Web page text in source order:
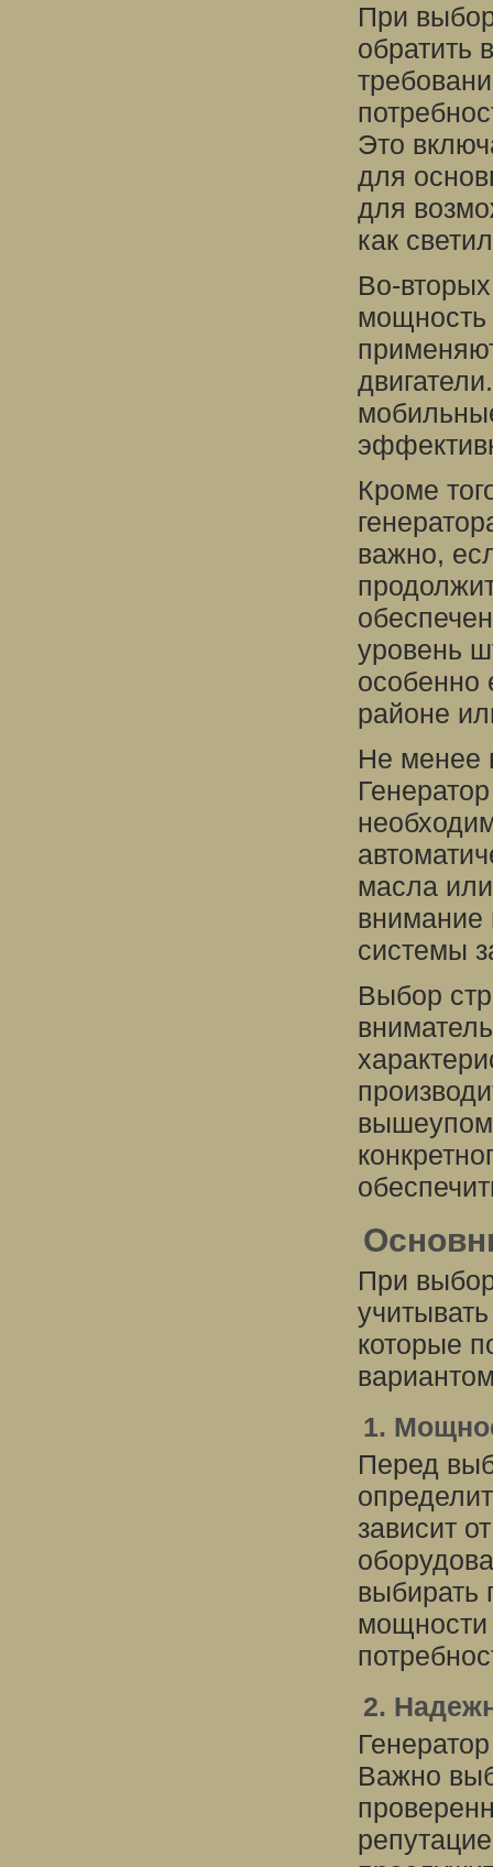
При
обратить
Это
для
для
как
Во-
мощность
Кроме
важно,
уровень
особенно
районе
Не менее
масла
внимание
системы
Выбор
При
которые
1.
Перед
зависит
выбирать
2.
Важно